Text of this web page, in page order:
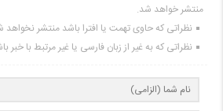
منتشر خواهد شد.
نظراتی که حاوی تهمت یا افترا باشد منتشر نخواهد
نظراتی که به غیر از زبان فارسی یا غیر مرتبط با